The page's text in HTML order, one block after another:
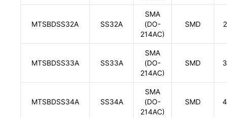
MTSBDSS32A SS32A
SMA
(DO-
214AC)
SMD
MTSBDSS33A SS33A
SMA
(DO-
214AC)
SMD
MTSBDSS34A SS34A
SMA
(DO-
214AC)
SMD